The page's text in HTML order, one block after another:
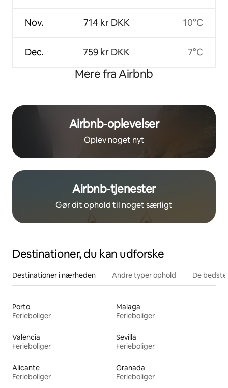
Nov.
Dec.
714 kr DKK
759 kr DKK
10°C
7°C
Mere fra Airbnb
Airbnb-oplevelser
Oplev noget nyt
Airbnb-tjenester
Gør dit ophold til noget særligt
Destinationer, du kan udforske
Destinationer i nærheden Andre typer ophold De
Porto
Ferieboliger
Malaga
Ferieboliger
Valencia
Ferieboliger
Sevilla
Ferieboliger
Alicante
Ferieboliger
Granada
Ferieboliger